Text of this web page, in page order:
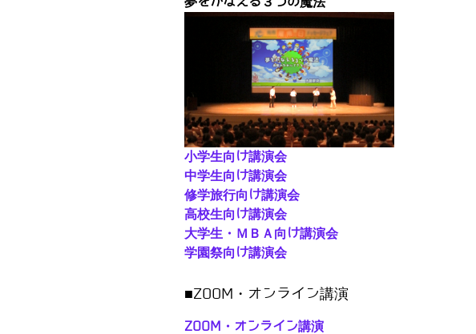
小学生向け講演会
中学生向け講演会
修学旅行向け講演会
高校生向け講演会
大学生・ＭＢＡ向け講演会
学園祭向け講演会
■ZOOM・オンライン講演
ZOOM・オンライン講演